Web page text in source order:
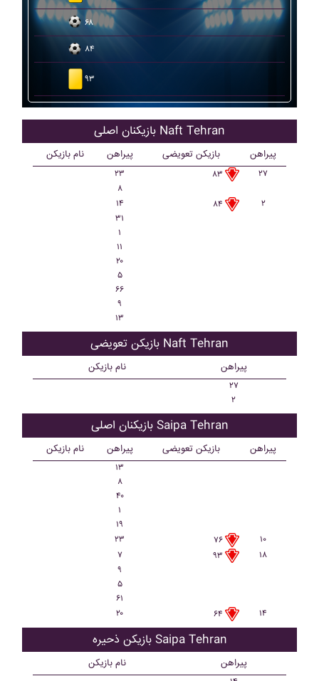
۶۸
۸۴
۹۳
بازیکنان اصلی Naft Tehran
نام بازیکن پیراهن بازیکن تعویضی پیراهن
۲۳ ۸۳
۲۷
۸
۱۴
۸۴
۲
۳۱
۱
۱۱
۲۰
۵
۶۶
۹
۱۳
بازیکن تعویضی Naft Tehran
نام بازیکن پیراهن
۲۷
۲
بازیکنان اصلی Saipa Tehran
نام بازیکن پیراهن بازیکن تعویضی پیراهن
۱۳
۸
۴۰
۱
۱۹
۲۳
۷۶
۱۰
۷
۹۳
۱۸
۹
۵
۶۱
۲۰
۶۴ ۱۴
بازیکن ذحیره Saipa Tehran
نام بازیکن پیراهن